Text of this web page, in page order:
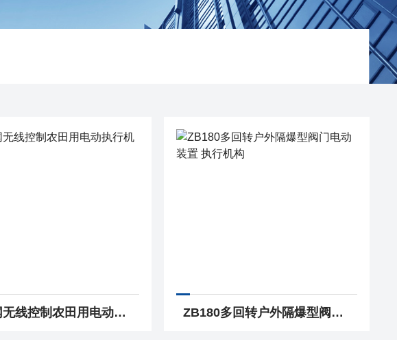
物联网无线控制农田用电动执行机构 ZB180多回转户外隔爆型阀门电动装置 执行机构